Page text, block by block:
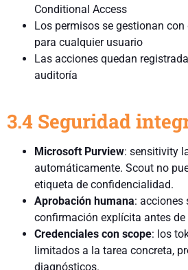
Conditional Access
Los permisos se gestionan
para cualquier usuario
Las acciones quedan
auditoría
3.4 Seguridad
Microsoft Purview: sensitivity
automáticamente. Scout no
etiqueta de confidencialidad.
Aprobación humana: acciones
confirmación explícita antes de
Credenciales con scope: los
limitados a la tarea concreta,
diagnósticos.